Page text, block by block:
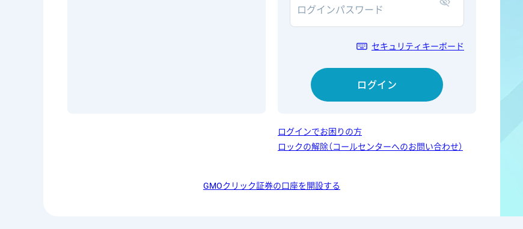
ログインパスワード
セキュリティキーボード
ログイン
ログインでお困りの方
ロックの解除（コールセンターへのお問い合わせ）
GMOクリック証券の口座を開設する